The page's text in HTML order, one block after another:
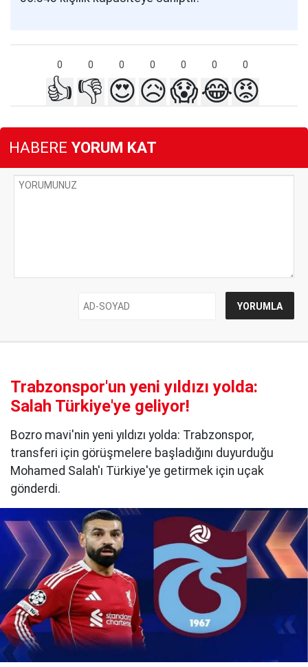
0 0 0 0 0 0 0
👍 👎 😍😥😱😂😡
HABERE YORUM KAT
Trabzonspor'un yeni yıldızı yolda:
Salah Türkiye'ye geliyor!
Bozro mavi'nin yeni yıldızı yolda: Trabzonspor,
transferi için görüşmelere başladığını duyurduğu
Mohamed Salah'ı Türkiye'ye getirmek için uçak
gönderdi.